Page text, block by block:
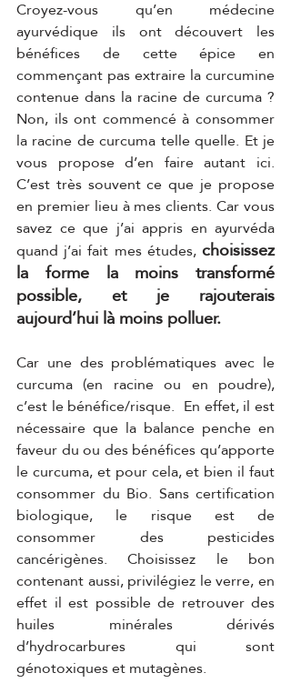
Croyez-vous qu’en médecine
ayurvédique ils ont découvert les
bénéfices de cette épice en
commençant pas extraire la curcumine
contenue dans la racine de curcuma ?
Non, ils ont commencé à consommer
la racine de curcuma telle quelle. Et je
vous propose d’en faire autant ici.
C’est très souvent ce que je propose
en premier lieu à mes clients. Car vous
savez ce que j’ai appris en ayurvéda
quand j’ai fait mes études, choisissez
la forme la moins transformé
possible, et je rajouterais
aujourd’hui là moins polluer.
Car une des problématiques avec le
curcuma (en racine ou en poudre),
c’est le bénéfice/risque.  En effet, il est
nécessaire que la balance penche en
faveur du ou des bénéfices qu’apporte
le curcuma, et pour cela, et bien il faut
consommer du Bio. Sans certification
biologique, le risque est de
consommer des pesticides
cancérigènes. Choisissez le bon
contenant aussi, privilégiez le verre, en
effet il est possible de retrouver des
huiles minérales dérivés
d’hydrocarbures qui sont
génotoxiques et mutagènes.